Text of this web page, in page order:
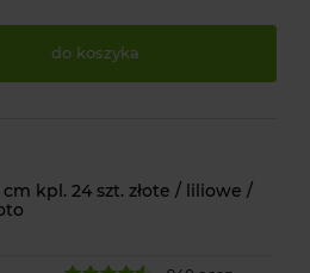
do koszyka
kpl. 24 szt. złote / liliowe /